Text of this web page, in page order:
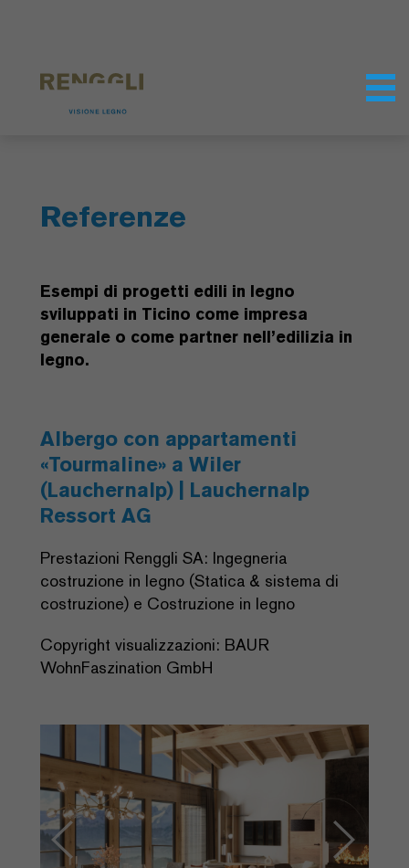
Referenze
Esempi di progetti edili in legno
sviluppati in Ticino come impresa
generale o come partner nell’edilizia in
legno.
Albergo con appartamenti
«Tourmaline» a Wiler
(Lauchernalp) | Lauchernalp
Ressort AG
Prestazioni Renggli SA: Ingegneria
costruzione in legno (Statica & sistema di
costruzione) e Costruzione in legno
Copyright visualizzazioni: BAUR
WohnFaszination GmbH
Next